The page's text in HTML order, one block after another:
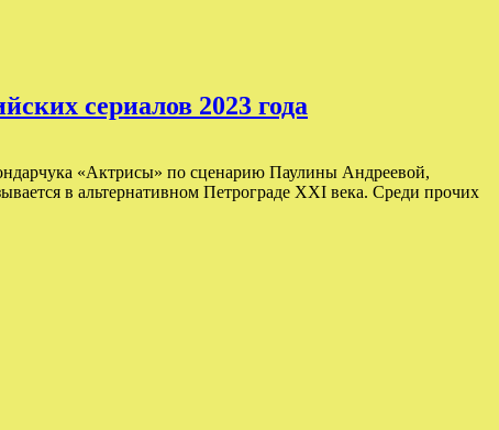
сериалов 2023 года
«Актрисы» по сценарию Паулины Андреевой,
в альтернативном Петрограде XXI века. Среди прочих